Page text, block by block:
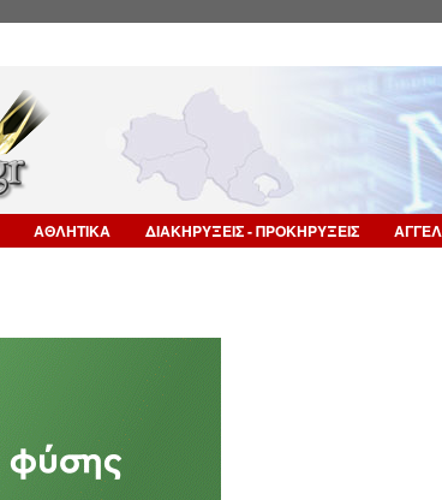
ΑΘΛΗΤΙΚΑ ΔΙΑΚΗΡΥΞΕΙΣ - ΠΡΟΚΗΡΥΞΕΙΣ